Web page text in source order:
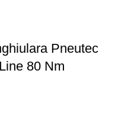
Pneutec
80 Nm